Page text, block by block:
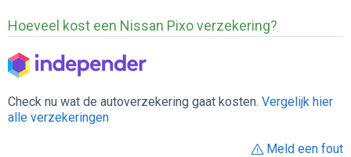
Hoeveel kost een Nissan Pixo verzekering?
Check nu wat de autoverzekering gaat kosten. Vergelijk hier
alle verzekeringen
Meld een fout